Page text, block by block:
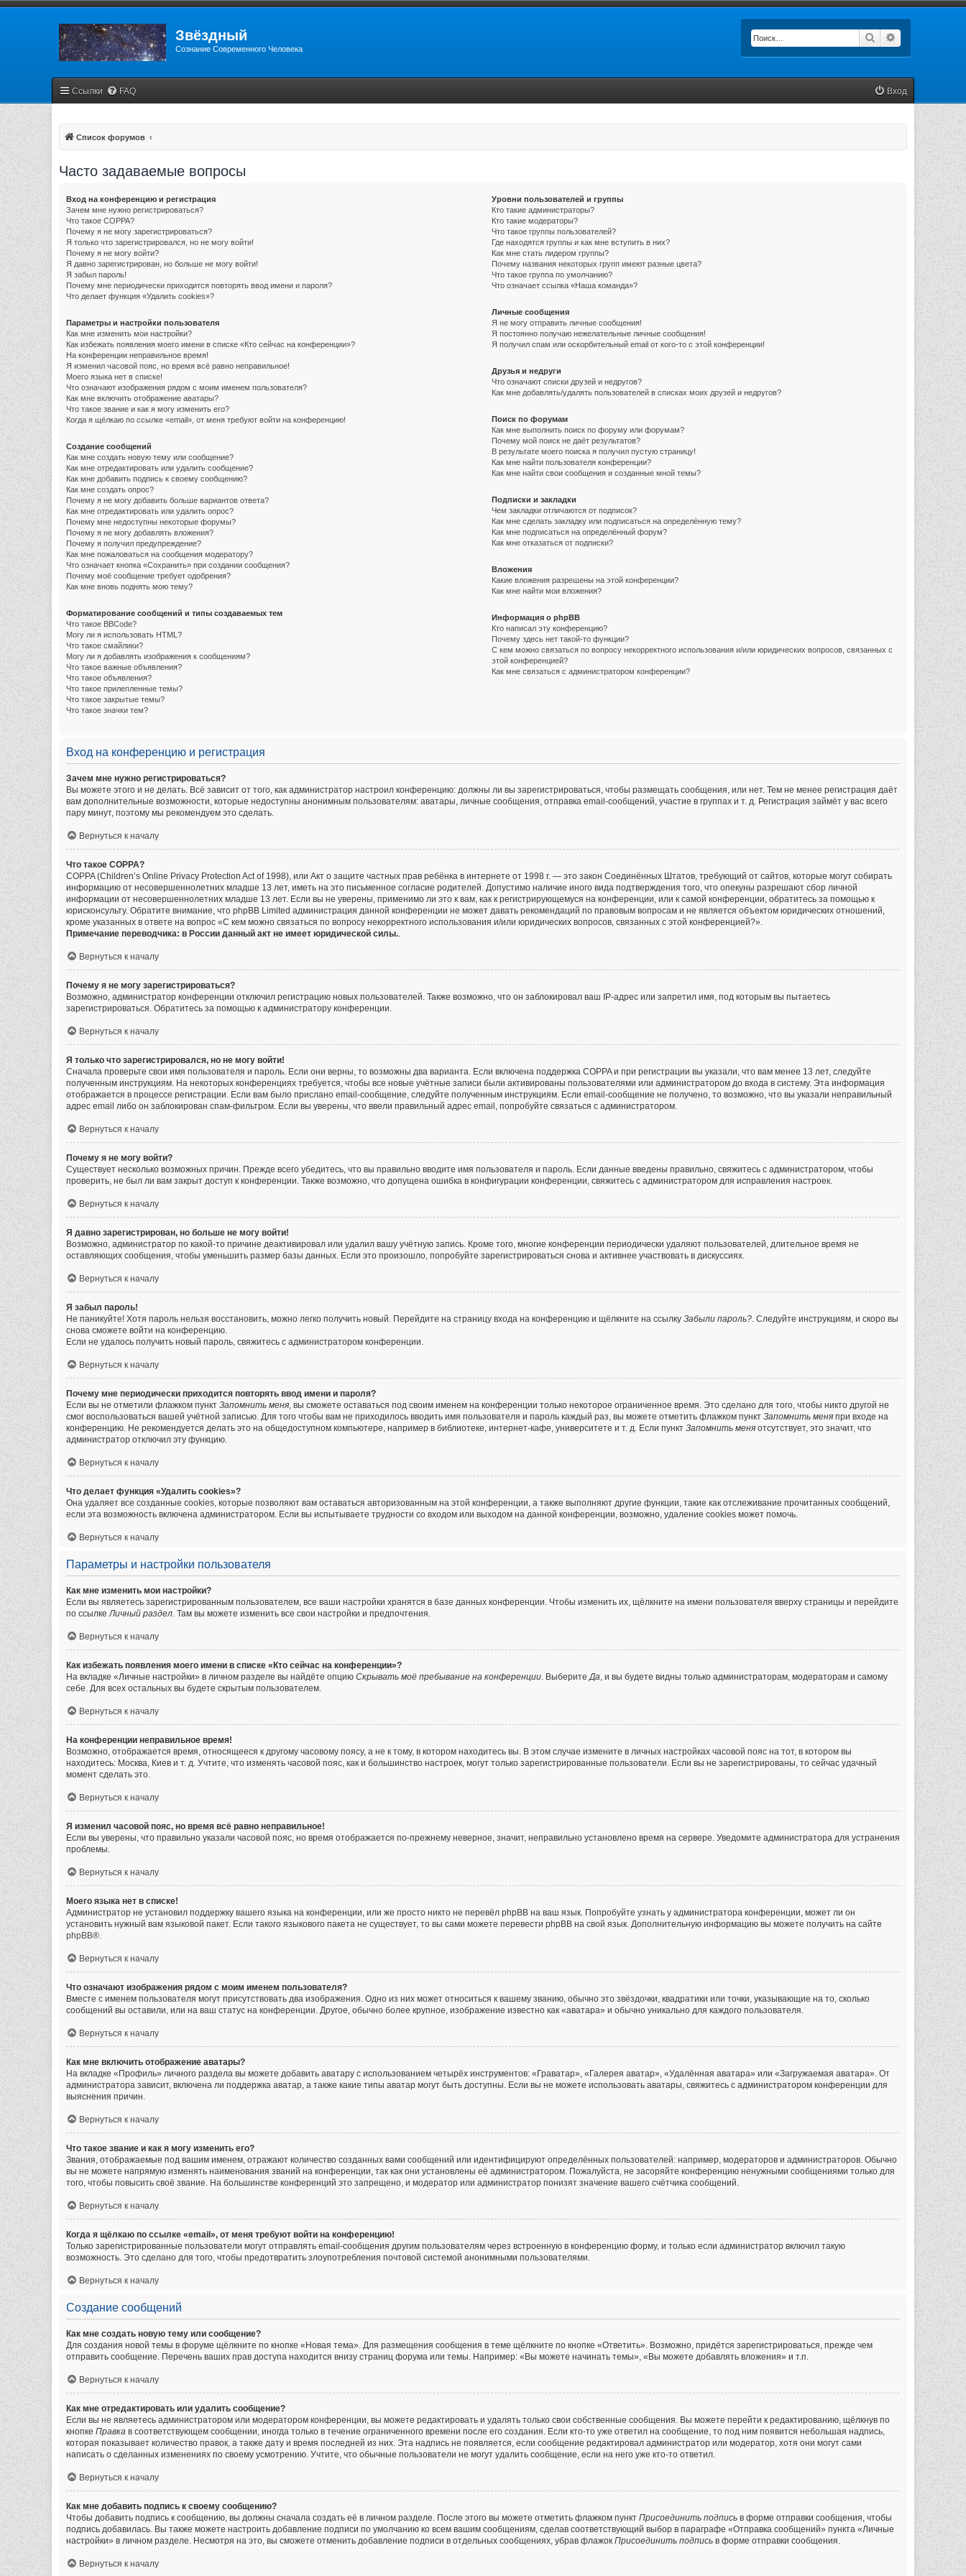
Звёздный
Сознание Современного Человека
Поиск
Ссылки FAQ Вход
Список форумов
Часто задаваемые вопросы
Вход на конференцию и регистрация
Зачем мне нужно регистрироваться?
Что такое COPPA?
Почему я не могу зарегистрироваться?
Я только что зарегистрировался, но не могу войти!
Почему я не могу войти?
Я давно зарегистрирован, но больше не могу войти!
Я забыл пароль!
Почему мне периодически приходится повторять ввод имени и пароля?
Что делает функция «Удалить cookies»?
Параметры и настройки пользователя
Как мне изменить мои настройки?
Как избежать появления моего имени в списке «Кто сейчас на конференции»?
На конференции неправильное время!
Я изменил часовой пояс, но время всё равно неправильное!
Моего языка нет в списке!
Что означают изображения рядом с моим именем пользователя?
Как мне включить отображение аватары?
Что такое звание и как я могу изменить его?
Когда я щёлкаю по ссылке «email», от меня требуют войти на конференцию!
Создание сообщений
Как мне создать новую тему или сообщение?
Как мне отредактировать или удалить сообщение?
Как мне добавить подпись к своему сообщению?
Как мне создать опрос?
Почему я не могу добавить больше вариантов ответа?
Как мне отредактировать или удалить опрос?
Почему мне недоступны некоторые форумы?
Почему я не могу добавлять вложения?
Почему я получил предупреждение?
Как мне пожаловаться на сообщения модератору?
Что означает кнопка «Сохранить» при создании сообщения?
Почему моё сообщение требует одобрения?
Как мне вновь поднять мою тему?
Форматирование сообщений и типы создаваемых тем
Что такое BBCode?
Могу ли я использовать HTML?
Что такое смайлики?
Могу ли я добавлять изображения к сообщениям?
Что такое важные объявления?
Что такое объявления?
Что такое прилепленные темы?
Что такое закрытые темы?
Что такое значки тем?
Уровни пользователей и группы
Кто такие администраторы?
Кто такие модераторы?
Что такое группы пользователей?
Где находятся группы и как мне вступить в них?
Как мне стать лидером группы?
Почему названия некоторых групп имеют разные цвета?
Что такое группа по умолчанию?
Что означает ссылка «Наша команда»?
Личные сообщения
Я не могу отправить личные сообщения!
Я постоянно получаю нежелательные личные сообщения!
Я получил спам или оскорбительный email от кого-то с этой конференции!
Друзья и недруги
Что означают списки друзей и недругов?
Как мне добавлять/удалять пользователей в списках моих друзей и недругов?
Поиск по форумам
Как мне выполнить поиск по форуму или форумам?
Почему мой поиск не даёт результатов?
В результате моего поиска я получил пустую страницу!
Как мне найти пользователя конференции?
Как мне найти свои сообщения и созданные мной темы?
Подписки и закладки
Чем закладки отличаются от подписок?
Как мне сделать закладку или подписаться на определённую тему?
Как мне подписаться на определённый форум?
Как мне отказаться от подписки?
Вложения
Какие вложения разрешены на этой конференции?
Как мне найти мои вложения?
Информация о phpBB
Кто написал эту конференцию?
Почему здесь нет такой-то функции?
С кем можно связаться по вопросу некорректного использования и/или юридических вопросов, связанных с
этой конференцией?
Как мне связаться с администратором конференции?
Вход на конференцию и регистрация
Зачем мне нужно регистрироваться?
Вы можете этого и не делать. Всё зависит от того, как администратор настроил конференцию: должны ли вы зарегистрироваться, чтобы размещать сообщения, или нет. Тем не менее регистрация даёт
вам дополнительные возможности, которые недоступны анонимным пользователям: аватары, личные сообщения, отправка email-сообщений, участие в группах и т. д. Регистрация займёт у вас всего
пару минут, поэтому мы рекомендуем это сделать.
Вернуться к началу
Что такое COPPA?
COPPA (Children’s Online Privacy Protection Act of 1998), или Акт о защите частных прав ребёнка в интернете от 1998 г. — это закон Соединённых Штатов, требующий от сайтов, которые могут собирать
информацию от несовершеннолетних младше 13 лет, иметь на это письменное согласие родителей. Допустимо наличие иного вида подтверждения того, что опекуны разрешают сбор личной
информации от несовершеннолетних младше 13 лет. Если вы не уверены, применимо ли это к вам, как к регистрирующемуся на конференции, или к самой конференции, обратитесь за помощью к
юрисконсульту. Обратите внимание, что phpBB Limited администрация данной конференции не может давать рекомендаций по правовым вопросам и не является объектом юридических отношений,
кроме указанных в ответе на вопрос «С кем можно связаться по вопросу некорректного использования и/или юридических вопросов, связанных с этой конференцией?».
Примечание переводчика: в России данный акт не имеет юридической силы..
Вернуться к началу
Почему я не могу зарегистрироваться?
Возможно, администратор конференции отключил регистрацию новых пользователей. Также возможно, что он заблокировал ваш IP-адрес или запретил имя, под которым вы пытаетесь
зарегистрироваться. Обратитесь за помощью к администратору конференции.
Вернуться к началу
Я только что зарегистрировался, но не могу войти!
Сначала проверьте свои имя пользователя и пароль. Если они верны, то возможны два варианта. Если включена поддержка COPPA и при регистрации вы указали, что вам менее 13 лет, следуйте
полученным инструкциям. На некоторых конференциях требуется, чтобы все новые учётные записи были активированы пользователями или администратором до входа в систему. Эта информация
отображается в процессе регистрации. Если вам было прислано email-сообщение, следуйте полученным инструкциям. Если email-сообщение не получено, то возможно, что вы указали неправильный
адрес email либо он заблокирован спам-фильтром. Если вы уверены, что ввели правильный адрес email, попробуйте связаться с администратором.
Вернуться к началу
Почему я не могу войти?
Существует несколько возможных причин. Прежде всего убедитесь, что вы правильно вводите имя пользователя и пароль. Если данные введены правильно, свяжитесь с администратором, чтобы
проверить, не был ли вам закрыт доступ к конференции. Также возможно, что допущена ошибка в конфигурации конференции, свяжитесь с администратором для исправления настроек.
Вернуться к началу
Я давно зарегистрирован, но больше не могу войти!
Возможно, администратор по какой-то причине деактивировал или удалил вашу учётную запись. Кроме того, многие конференции периодически удаляют пользователей, длительное время не
оставляющих сообщения, чтобы уменьшить размер базы данных. Если это произошло, попробуйте зарегистрироваться снова и активнее участвовать в дискуссиях.
Вернуться к началу
Я забыл пароль!
Не паникуйте! Хотя пароль нельзя восстановить, можно легко получить новый. Перейдите на страницу входа на конференцию и щёлкните на ссылку Забыли пароль?. Следуйте инструкциям, и скоро вы
снова сможете войти на конференцию.
Если не удалось получить новый пароль, свяжитесь с администратором конференции.
Вернуться к началу
Почему мне периодически приходится повторять ввод имени и пароля?
Если вы не отметили флажком пункт Запомнить меня, вы сможете оставаться под своим именем на конференции только некоторое ограниченное время. Это сделано для того, чтобы никто другой не
смог воспользоваться вашей учётной записью. Для того чтобы вам не приходилось вводить имя пользователя и пароль каждый раз, вы можете отметить флажком пункт Запомнить меня при входе на
конференцию. Не рекомендуется делать это на общедоступном компьютере, например в библиотеке, интернет-кафе, университете и т. д. Если пункт Запомнить меня отсутствует, это значит, что
администратор отключил эту функцию.
Вернуться к началу
Что делает функция «Удалить cookies»?
Она удаляет все созданные cookies, которые позволяют вам оставаться авторизованным на этой конференции, а также выполняют другие функции, такие как отслеживание прочитанных сообщений,
если эта возможность включена администратором. Если вы испытываете трудности со входом или выходом на данной конференции, возможно, удаление cookies может помочь.
Вернуться к началу
Параметры и настройки пользователя
Как мне изменить мои настройки?
Если вы являетесь зарегистрированным пользователем, все ваши настройки хранятся в базе данных конференции. Чтобы изменить их, щёлкните на имени пользователя вверху страницы и перейдите
по ссылкеЛичный раздел. Там вы можете изменить все свои настройки и предпочтения.
Вернуться к началу
Как избежать появления моего имени в списке «Кто сейчас на конференции»?
На вкладке «Личные настройки» в личном разделе вы найдёте опцию Скрывать моё пребывание на конференции. ВыберитеДа, и вы будете видны только администраторам, модераторам и самому
себе. Для всех остальных вы будете скрытым пользователем.
Вернуться к началу
На конференции неправильное время!
Возможно, отображается время, относящееся к другому часовому поясу, а не к тому, в котором находитесь вы. В этом случае измените в личных настройках часовой пояс на тот, в котором вы
находитесь: Москва, Киев и т. д. Учтите, что изменять часовой пояс, как и большинство настроек, могут только зарегистрированные пользователи. Если вы не зарегистрированы, то сейчас удачный
момент сделать это.
Вернуться к началу
Я изменил часовой пояс, но время всё равно неправильное!
Если вы уверены, что правильно указали часовой пояс, но время отображается по-прежнему неверное, значит, неправильно установлено время на сервере. Уведомите администратора для устранения
проблемы.
Вернуться к началу
Моего языка нет в списке!
Администратор не установил поддержку вашего языка на конференции, или же просто никто не перевёл phpBB на ваш язык. Попробуйте узнать у администратора конференции, может ли он
установить нужный вам языковой пакет. Если такого языкового пакета не существует, то вы сами можете перевести phpBB на свой язык. Дополнительную информацию вы можете получить на сайте
phpBB®.
Вернуться к началу
Что означают изображения рядом с моим именем пользователя?
Вместе с именем пользователя могут присутствовать два изображения. Одно из них может относиться к вашему званию, обычно это звёздочки, квадратики или точки, указывающие на то, сколько
сообщений вы оставили, или на ваш статус на конференции. Другое, обычно более крупное, изображение известно как «аватара» и обычно уникально для каждого пользователя.
Вернуться к началу
Как мне включить отображение аватары?
На вкладке «Профиль» личного раздела вы можете добавить аватару с использованием четырёх инструментов: «Граватар», «Галерея аватар», «Удалённая аватара» или «Загружаемая аватара». От
администратора зависит, включена ли поддержка аватар, а также какие типы аватар могут быть доступны. Если вы не можете использовать аватары, свяжитесь с администратором конференции для
выяснения причин.
Вернуться к началу
Что такое звание и как я могу изменить его?
Звания, отображаемые под вашим именем, отражают количество созданных вами сообщений или идентифицируют определённых пользователей: например, модераторов и администраторов. Обычно
вы не можете напрямую изменять наименования званий на конференции, так как они установлены её администратором. Пожалуйста, не засоряйте конференцию ненужными сообщениями только для
того, чтобы повысить своё звание. На большинстве конференций это запрещено, и модератор или администратор понизят значение вашего счётчика сообщений.
Вернуться к началу
Когда я щёлкаю по ссылке «email», от меня требуют войти на конференцию!
Только зарегистрированные пользователи могут отправлять email-сообщения другим пользователям через встроенную в конференцию форму, и только если администратор включил такую
возможность. Это сделано для того, чтобы предотвратить злоупотребления почтовой системой анонимными пользователями.
Вернуться к началу
Создание сообщений
Как мне создать новую тему или сообщение?
Для создания новой темы в форуме щёлкните по кнопке «Новая тема». Для размещения сообщения в теме щёлкните по кнопке «Ответить». Возможно, придётся зарегистрироваться, прежде чем
отправить сообщение. Перечень ваших прав доступа находится внизу страниц форума или темы. Например: «Вы можете начинать темы», «Вы можете добавлять вложения» и т.п.
Вернуться к началу
Как мне отредактировать или удалить сообщение?
Если вы не являетесь администратором или модератором конференции, вы можете редактировать и удалять только свои собственные сообщения. Вы можете перейти к редактированию, щёлкнув по
кнопке Правка в соответствующем сообщении, иногда только в течение ограниченного времени после его создания. Если кто-то уже ответил на сообщение, то под ним появится небольшая надпись,
которая показывает количество правок, а также дату и время последней из них. Эта надпись не появляется, если сообщение редактировал администратор или модератор, хотя они могут сами
написать о сделанных изменениях по своему усмотрению. Учтите, что обычные пользователи не могут удалить сообщение, если на него уже кто-то ответил.
Вернуться к началу
Как мне добавить подпись к своему сообщению?
Чтобы добавить подпись к сообщению, вы должны сначала создать её в личном разделе. После этого вы можете отметить флажком пункт Присоединить подпись в форме отправки сообщения, чтобы
подпись добавилась. Вы также можете настроить добавление подписи по умолчанию ко всем вашим сообщениям, сделав соответствующий выбор в параграфе «Отправка сообщений» пункта «Личные
настройки» в личном разделе. Несмотря на это, вы сможете отменить добавление подписи в отдельных сообщениях, убрав флажок Присоединить подпись в форме отправки сообщения.
Вернуться к началу